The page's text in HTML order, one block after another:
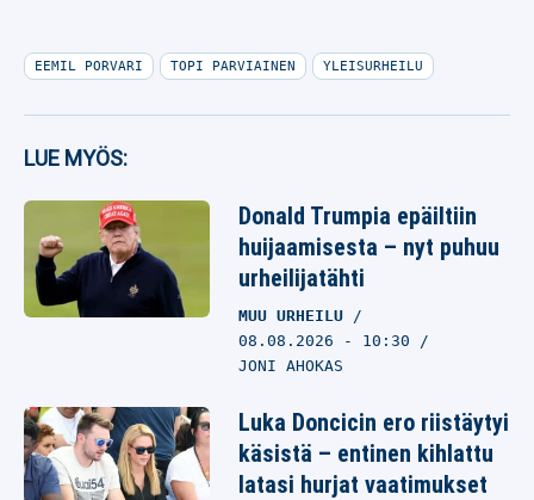
EEMIL PORVARI TOPI PARVIAINEN YLEISURHEILU
LUE MYÖS:
Donald Trumpia epäiltiin
huijaamisesta – nyt puhuu
urheilijatähti
MUU URHEILU
08.08.2026 - 10:30
JONI AHOKAS
Luka Doncicin ero riistäytyi
käsistä – entinen kihlattu
latasi hurjat vaatimukset